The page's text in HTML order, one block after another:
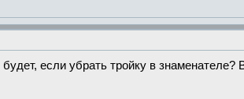
если убрать тройку в